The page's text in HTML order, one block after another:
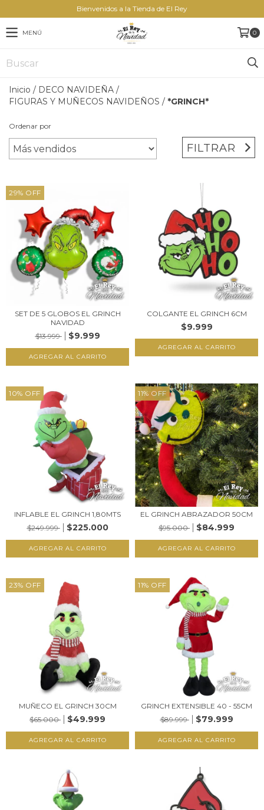
Bienvenidos a la Tienda de El Rey
MENÚ 0
Inicio / DECO NAVIDEÑA /
FIGURAS Y MUÑECOS NAVIDEÑOS / *GRINCH*
Ordenar por
FILTRAR
29% OFF
SET DE 5 GLOBOS EL GRINCH
NAVIDAD
$13.999
$9.999
COLGANTE EL GRINCH 6CM
$9.999
10% OFF
INFLABLE EL GRINCH 1,80MTS
$249.999
$225.000
11% OFF
EL GRINCH ABRAZADOR 50CM
$95.000
$84.999
23% OFF
MUÑECO EL GRINCH 30CM
$65.000
$49.999
11% OFF
GRINCH EXTENSIBLE 40 - 55CM
$89.999
$79.999